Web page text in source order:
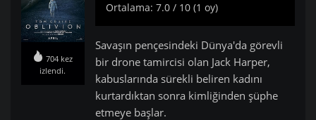
704 kez
izlendi.
Ortalama: 7.0 / 10 (1 oy)
Savaşın pençesindeki Dünya'da görevli
bir drone tamircisi olan Jack Harper,
kabuslarında sürekli beliren kadını
kurtardıktan sonra kimliğinden şüphe
etmeye başlar.